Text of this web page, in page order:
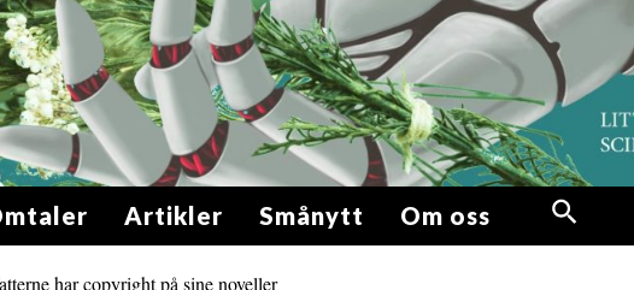
Artikler Smånytt Om oss
har copyright på sine noveller